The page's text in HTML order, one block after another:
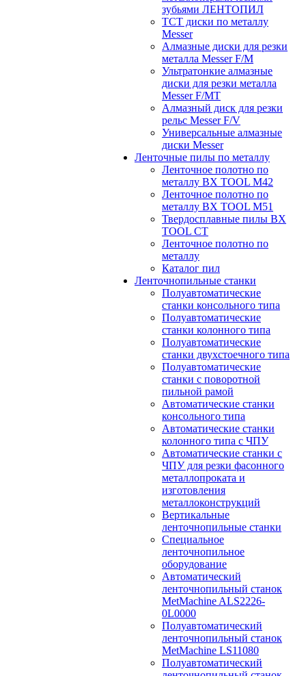
зубьями ЛЕНТОПИЛ
ТСТ диски по металлу
Messer
Алмазные диски для резки
металла Messer F/M
Ультратонкие алмазные
диски для резки металла
Messer F/MT
Алмазный диск для резки
рельс Messer F/V
Универсальные алмазные
диски Messer
Ленточные пилы по металлу
Ленточное полотно по
металлу BX TOOL M42
Ленточное полотно по
металлу BX TOOL M51
Твердосплавные пилы BX
TOOL CT
Ленточное полотно по
металлу
Каталог пил
Ленточнопильные станки
Полуавтоматические
станки консольного типа
Полуавтоматические
станки колонного типа
Полуавтоматические
станки двухстоечного типа
Полуавтоматические
станки с поворотной
пильной рамой
Автоматические станки
консольного типа
Автоматические станки
колонного типа с ЧПУ
Автоматические станки с
ЧПУ для резки фасонного
металлопроката и
изготовления
металлоконструкций
Вертикальные
ленточнопильные станки
Специальное
ленточнопильное
оборудование
Автоматический
ленточнопильный станок
MetMachine ALS2226-
0L0000
Полуавтоматический
ленточнопильный станок
MetMachine LS11080
Полуавтоматический